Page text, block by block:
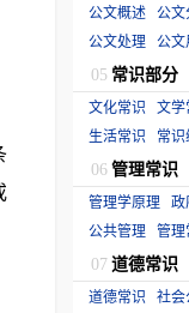
公文概述 公文
公文处理 公文
05 常识部分
文化常识 文学
生活常识
常
06 管理常识
管理学原理 政
公共管理 管理
07 道德常识
道德常识 社会